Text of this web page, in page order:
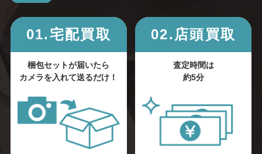
01.宅配買取
梱包セットが届いたら
カメラを入れて送るだけ！
02.店頭買取
査定時間は
約5分